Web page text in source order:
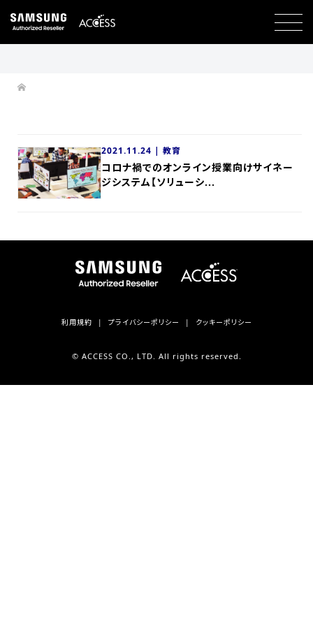
2021.11.24 | 教育
コロナ禍でのオンライン授業向けサイネー
ジシステム【ソリューシ...
利用規約 プライバシーポリシー クッキーポリシー
© ACCESS CO., LTD. All rights reserved.